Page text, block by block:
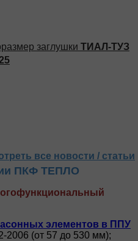
заглушки ТИАЛ-ТУЗ
все новости / статьи
ПКФ ТЕПЛО
элементов в ППУ
2006 (от 57 до 530 мм);